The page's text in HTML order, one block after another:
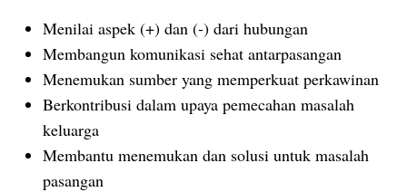
Menilai aspek (+) dan (-) dari hubungan
Membangun komunikasi sehat antarpasangan
Menemukan sumber yang memperkuat perkawinan
Berkontribusi dalam upaya pemecahan masalah
keluarga
Membantu menemukan dan solusi untuk masalah
pasangan